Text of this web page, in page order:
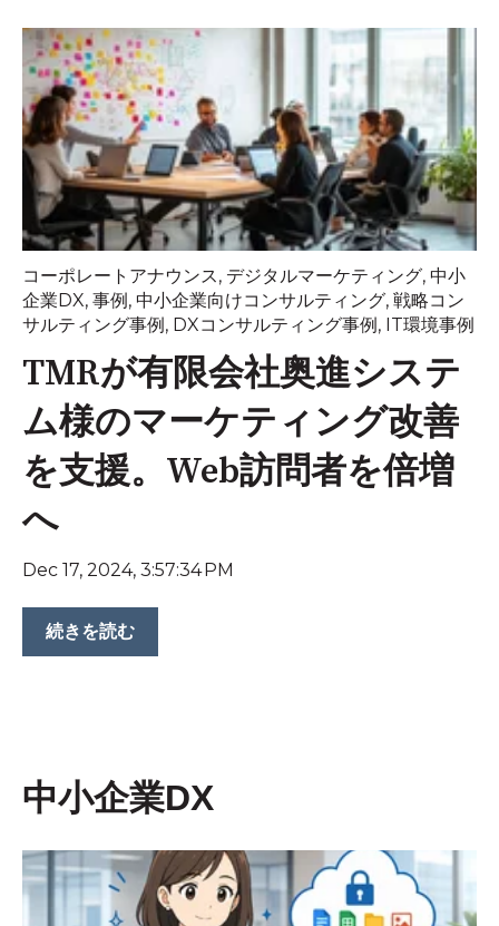
コーポレートアナウンス, デジタルマーケティング, 中小
企業DX, 事例, 中小企業向けコンサルティング, 戦略コン
サルティング事例, DXコンサルティング事例, IT環境事例
TMRが有限会社奥進システ
ム様のマーケティング改善
を支援。Web訪問者を倍増
へ
Dec 17, 2024, 3:57:34 PM
続きを読む
中小企業DX